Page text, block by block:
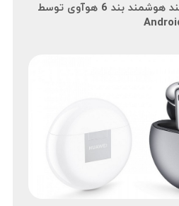
خلاصه‌ای از بررسی دستبند هوشمند بند 6 هوآوی توسط